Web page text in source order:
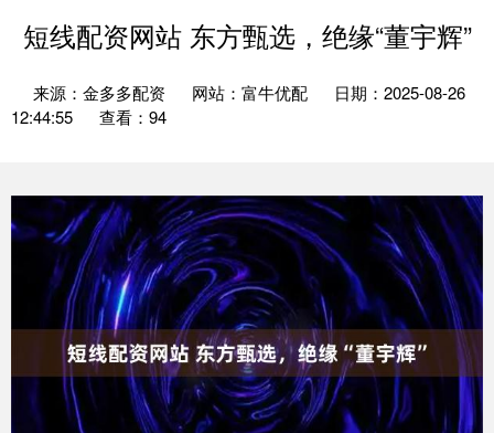
短线配资网站 东方甄选，绝缘“董宇辉”
来源：金多多配资 网站：富牛优配
日期：2025-08-26
12:44:55
查看：94